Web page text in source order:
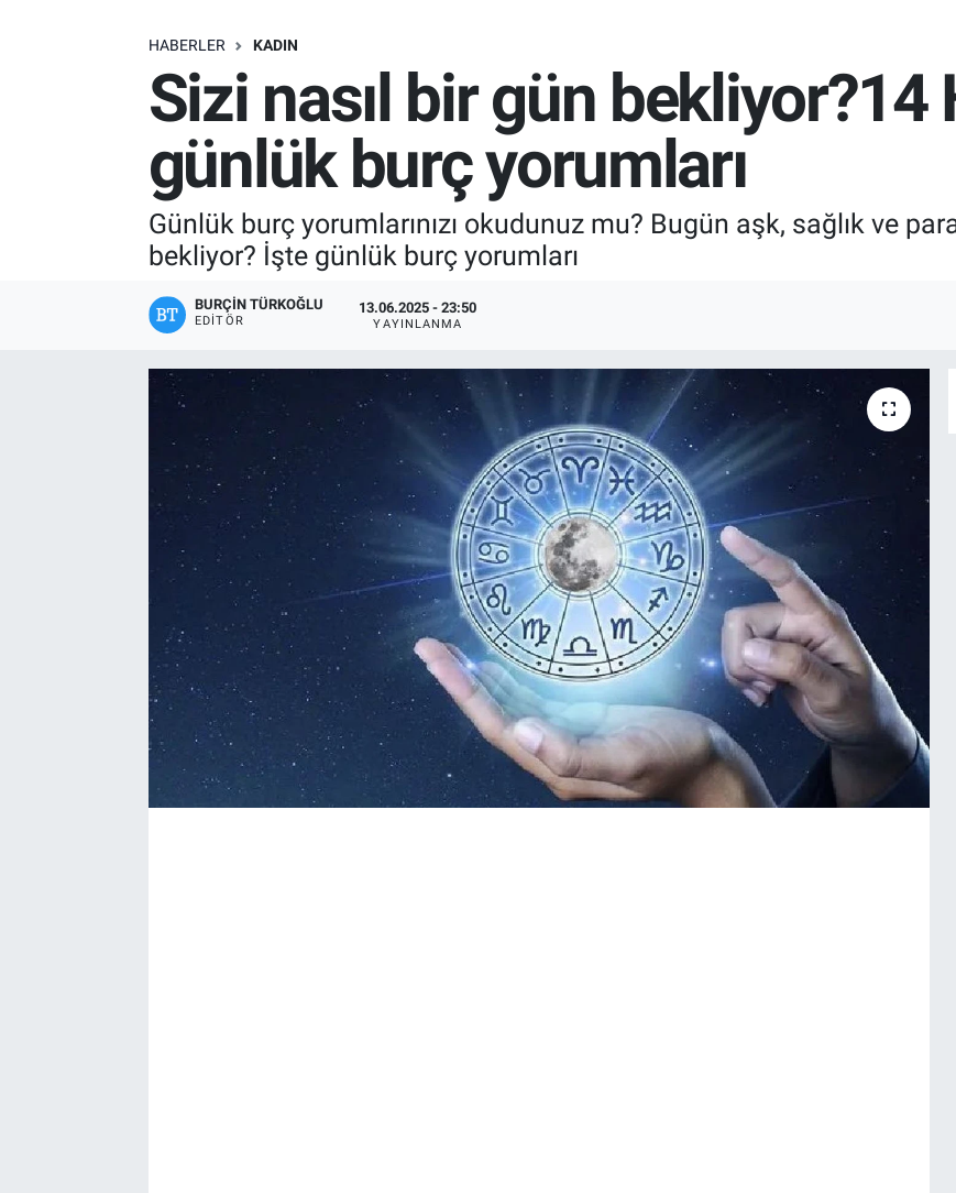
HABERLER KADIN
Sizi nasıl bir gün bekliyor?14
günlük burç yorumları
Günlük burç yorumlarınızı okudunuz mu? Bugün aşk, sağlık ve
bekliyor? İşte günlük burç yorumları
BURÇIN TÜRKOĞLU
EDITÖR
13.06.2025 - 23:50
YAYINLANMA
ÖZEL HABER
ASTROLOJİ
İletişim/Künye
Gözden Kaçmasın
İletişim (Künye)